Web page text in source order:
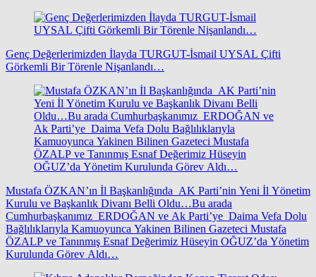
Genç Değerlerimizden İlayda TURGUT-İsmail UYSAL Çifti
Görkemli Bir Törenle Nişanlandı…
Mustafa ÖZKAN’ın İl Başkanlığında AK Parti’nin Yeni İl Yönetim
Kurulu ve Başkanlık Divanı Belli Oldu…Bu arada
Cumhurbaşkanımız ERDOĞAN ve Ak Parti’ye Daima Vefa Dolu
Bağlılıklarıyla Kamuoyunca Yakinen Bilinen Gazeteci Mustafa
ÖZALP ve Tanınmış Esnaf Değerimiz Hüseyin OĞUZ’da Yönetim
Kurulunda Görev Aldı…